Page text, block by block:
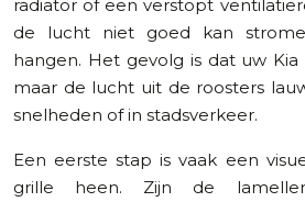
radiator of een verstopt
de lucht niet goed kan
hangen. Het gevolg is dat uw Kia
maar de lucht uit de roosters
snelheden of in stadsverkeer.
Een eerste stap is vaak een
grille heen. Zijn de